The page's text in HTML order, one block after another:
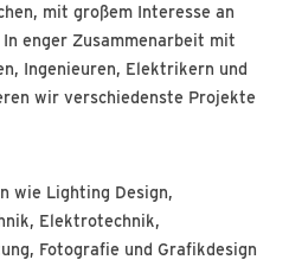
mit großem Interesse an
enger Zusammenarbeit mit
Ingenieuren, Elektrikern und
wir verschiedenste Projekte
wie Lighting Design,
Elektrotechnik,
Fotografie und Grafikdesign